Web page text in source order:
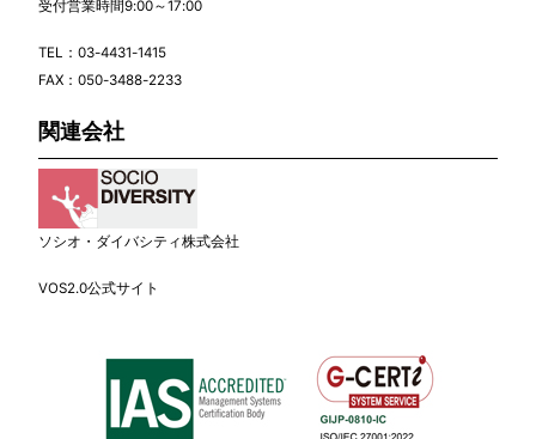
受付営業時間9:00～17:00
TEL： 03-4431-1415
FAX：050-3488-2233
関連会社
ソシオ・ダイバシティ株式会社
VOS2.0公式サイト